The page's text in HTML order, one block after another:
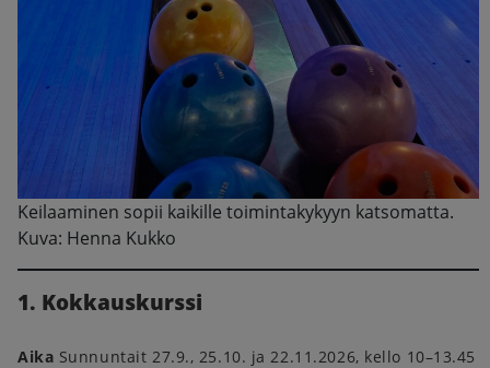
Keilaaminen sopii kaikille toimintakykyyn katsomatta.
Kuva: Henna Kukko
1. Kokkauskurssi
Aika Sunnuntait 27.9., 25.10. ja 22.11.2026, kello 10–13.45